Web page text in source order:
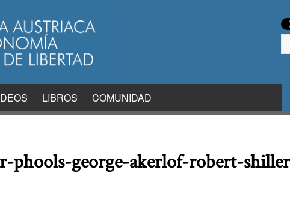
LIBROS COMUNIDAD
phools-george-akerlof-robert-